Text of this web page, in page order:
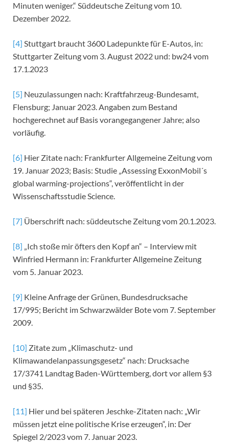
Minuten weniger.“ Süddeutsche Zeitung vom 10.
Dezember 2022.
[4] Stuttgart braucht 3600 Ladepunkte für E-Autos, in:
Stuttgarter Zeitung vom 3. August 2022 und: bw24 vom
17.1.2023
[5] Neuzulassungen nach: Kraftfahrzeug-Bundesamt,
Flensburg; Januar 2023. Angaben zum Bestand
hochgerechnet auf Basis vorangegangener Jahre; also
vorläufig.
[6] Hier Zitate nach: Frankfurter Allgemeine Zeitung vom
19. Januar 2023; Basis: Studie „Assessing ExxonMobil´s
global warming-projections“, veröffentlicht in der
Wissenschaftsstudie Science.
[7] Überschrift nach: süddeutsche Zeitung vom 20.1.2023.
[8] „Ich stoße mir öfters den Kopf an“ – Interview mit
Winfried Hermann in: Frankfurter Allgemeine Zeitung
vom 5. Januar 2023.
[9] Kleine Anfrage der Grünen, Bundesdrucksache
17/995; Bericht im Schwarzwälder Bote vom 7. September
2009.
[10] Zitate zum „Klimaschutz- und
Klimawandelanpassungsgesetz“ nach: Drucksache
17/3741 Landtag Baden-Württemberg, dort vor allem §3
und §35.
[11] Hier und bei späteren Jeschke-Zitaten nach: „Wir
müssen jetzt eine politische Krise erzeugen“, in: Der
Spiegel 2/2023 vom 7. Januar 2023.